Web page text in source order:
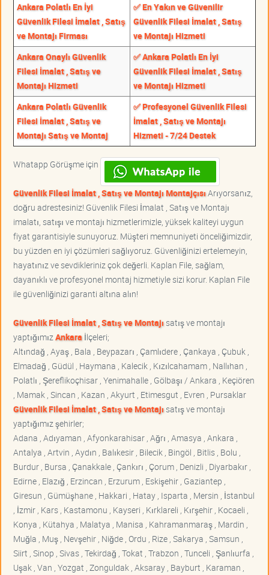
Ankara Polatlı En İyi
Güvenlik Filesi İmalat , Satış
ve Montajı Firması
✅ En Yakın ve Güvenilir
Güvenlik Filesi İmalat , Satış
ve Montajı Hizmeti
Ankara Onaylı Güvenlik
Filesi İmalat , Satış ve
Montajı Hizmeti
✅ Ankara Polatlı En İyi
Güvenlik Filesi İmalat , Satış
ve Montajı Hizmeti
Ankara Polatlı Güvenlik
Filesi İmalat , Satış ve
Montajı Satış ve Montaj
✅ Profesyonel Güvenlik Filesi
İmalat , Satış ve Montajı
Hizmeti - 7/24 Destek
Whatapp Görüşme için
Güvenlik Filesi İmalat , Satış ve Montajı MontajçısıArıyorsanız,
doğru adrestesiniz! Güvenlik Filesi İmalat , Satış ve Montajı
imalatı, satışı ve montajı hizmetlerimizle, yüksek kaliteyi uygun
fiyat garantisiyle sunuyoruz. Müşteri memnuniyeti önceliğimizdir,
bu yüzden en iyi çözümleri sağlıyoruz. Güvenliğinizi ertelemeyin,
hayatınız ve sevdikleriniz çok değerli. Kaplan File, sağlam,
dayanıklı ve profesyonel montaj hizmetiyle sizi korur. Kaplan File
ile güvenliğinizi garanti altına alın!
Güvenlik Filesi İmalat , Satış ve Montajısatış ve montajı
yaptığımız Ankara İlçeleri;
Altındağ , Ayaş , Bala , Beypazarı , Çamlıdere , Çankaya , Çubuk ,
Elmadağ , Güdül , Haymana , Kalecik , Kızılcahamam , Nallıhan ,
Polatlı , Şereflikoçhisar , Yenimahalle , Gölbaşı / Ankara , Keçiören
, Mamak , Sincan , Kazan , Akyurt , Etimesgut , Evren , Pursaklar
Güvenlik Filesi İmalat , Satış ve Montajısatış ve montajı
yaptığımız şehirler;
Adana , Adıyaman , Afyonkarahisar , Ağrı , Amasya , Ankara ,
Antalya , Artvin , Aydın , Balıkesir , Bilecik , Bingöl , Bitlis , Bolu ,
Burdur , Bursa , Çanakkale , Çankırı , Çorum , Denizli , Diyarbakır ,
Edirne , Elazığ , Erzincan , Erzurum , Eskişehir , Gaziantep ,
Giresun , Gümüşhane , Hakkari , Hatay , Isparta , Mersin , İstanbul
, İzmir , Kars , Kastamonu , Kayseri , Kırklareli , Kırşehir , Kocaeli ,
Konya , Kütahya , Malatya , Manisa , Kahramanmaraş , Mardin ,
Muğla , Muş , Nevşehir , Niğde , Ordu , Rize , Sakarya , Samsun ,
Siirt , Sinop , Sivas , Tekirdağ , Tokat , Trabzon , Tunceli , Şanlıurfa ,
Uşak , Van , Yozgat , Zonguldak , Aksaray , Bayburt , Karaman ,